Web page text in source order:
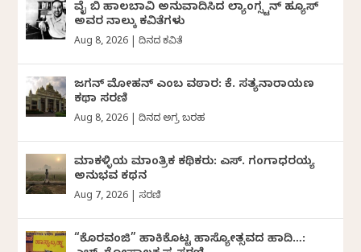
ವೈ ಬಿ ಹಾಲಬಾವಿ ಅನುವಾದಿಸಿದ ಲ್ಯಾಂಗ್ಸ್ಟನ್ ಹ್ಯೂಸ್
ಅವರ ನಾಲ್ಕು ಕವಿತೆಗಳು
Aug 8, 2026 |ದಿನದ ಕವಿತೆ
ಜಗನ್‌ ಮೋಹನ್‌ ಎಂಬ ವಠಾರ: ಕೆ. ಸತ್ಯನಾರಾಯಣ
ಕಥಾ ಸರಣಿ
Aug 8, 2026 |ದಿನದ ಅಗ್ರ ಬರಹ
ಮಾಕಳ್ಳಿಯ ಮಾಂತ್ರಿಕ ಕಥಿಕರು: ಎಸ್. ಗಂಗಾಧರಯ್ಯ
ಅನುಭವ ಕಥನ
Aug 7, 2026 ಸರಣಿ
“ಕೊರವಂಜಿ” ಹಾಕಿಕೊಟ್ಟ ಹಾಸ್ಯೋತ್ಸವದ ಹಾದಿ…: